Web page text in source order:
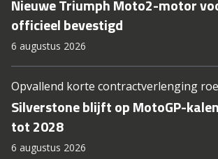
Nieuwe Triumph Moto2-motor
officieel bevestigd
6 augustus 2026
Opvallend korte contractverlenging
Silverstone blijft op MotoGP-
tot 2028
6 augustus 2026